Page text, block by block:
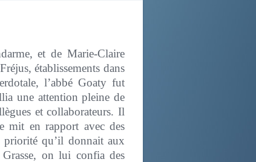
et de Marie-Claire
établissements dans
l’abbé Goaty fut
une attention pleine de
et collaborateurs. Il
mit en rapport avec des
priorité qu’il donnait aux
on lui confia des